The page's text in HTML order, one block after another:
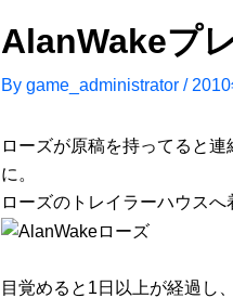
AlanWakeプ
By game_administrator /
ローズが原稿を持ってると
に。
ローズのトレイラーハウス
目覚めると1日以上が経過し